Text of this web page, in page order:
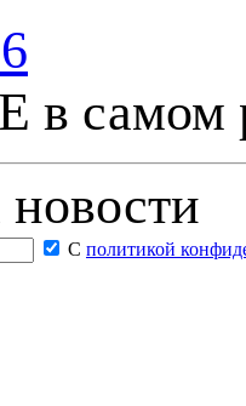
в самом
С политикой